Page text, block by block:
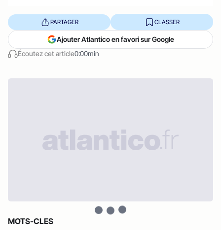
Écoutez cet article0:00min
PARTAGER CLASSER
Ajouter Atlantico en favori sur Google
MOTS-CLES